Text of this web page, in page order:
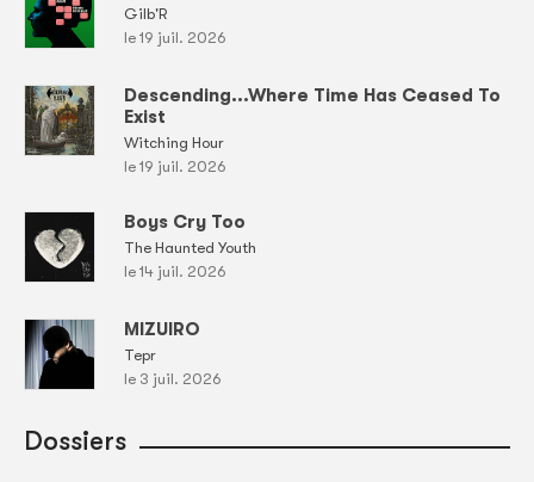
Gilb'R
le 19 juil. 2026
Descending...Where Time Has Ceased To
Exist
Witching Hour
le 19 juil. 2026
Boys Cry Too
The Haunted Youth
le 14 juil. 2026
MIZUIRO
Tepr
le 3 juil. 2026
Dossiers